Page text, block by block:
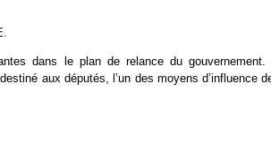
dans le plan de relance du gouvernement.
aux députés, l’un des moyens d’influence